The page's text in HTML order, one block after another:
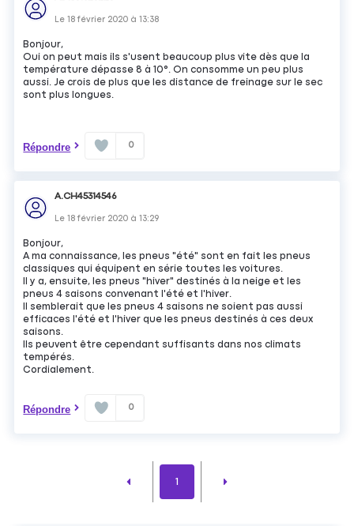
Le18 février 2020 à13:38
Bonjour,
Oui on peut mais ils s'usent beaucoup plus vite dès que la
température dépasse 8 à 10°. On consomme un peu plus
aussi. Je crois de plus que les distance de freinage sur le sec
sont plus longues.
Répondre 0
A.CH45314546
Le18 février 2020 à13:29
Bonjour,
A ma connaissance, les pneus "été" sont en fait les pneus
classiques qui équipent en série toutes les voitures.
Il y a, ensuite, les pneus "hiver" destinés à la neige et les
pneus 4 saisons convenant l'été et l'hiver.
Il semblerait que les pneus 4 saisons ne soient pas aussi
efficaces l'été et l'hiver que les pneus destinés à ces deux
saisons.
Ils peuvent être cependant suffisants dans nos climats
tempérés.
Cordialement.
Répondre 0
1